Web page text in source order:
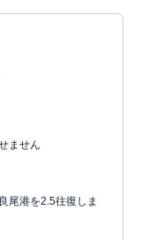
ません
尾港を2.5往復しま